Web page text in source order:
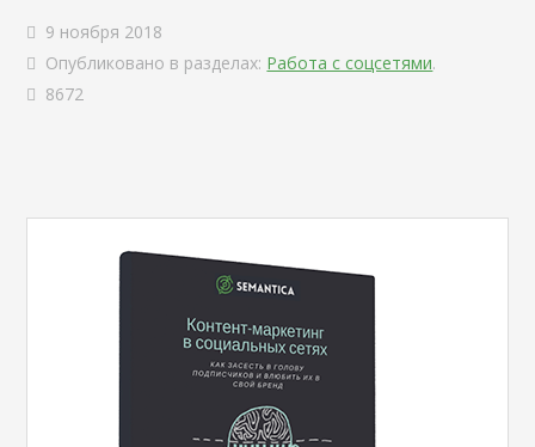
9 ноября 2018
Опубликовано в разделах: Работа с соцсетями.
8672